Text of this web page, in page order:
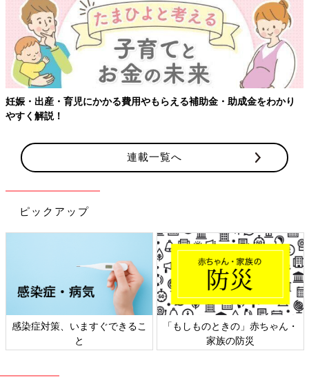
妊娠・出産・育児にかかる費用やもらえる補助金・助成金をわかり
やすく解説！
連載一覧へ
ピックアップ
感染症対策、いますぐできるこ
と
「もしものときの」赤ちゃん・
家族の防災